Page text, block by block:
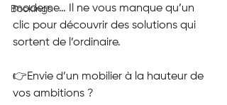
Bookings
moderne… Il ne vous manque qu’un
clic pour découvrir des solutions qui
sortent de l’ordinaire.
👉Envie d’un mobilier à la hauteur de
vos ambitions ?